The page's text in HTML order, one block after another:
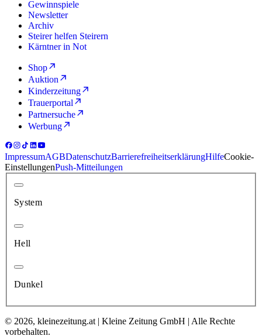
Gewinnspiele
Newsletter
Archiv
Steirer helfen Steirern
Kärntner in Not
Shop
Auktion
Kinderzeitung
Trauerportal
Partnersuche
Werbung
ImpressumAGBDatenschutzBarrierefreiheitserklärungHilfeCookie-
EinstellungenPush-Mitteilungen
System
Hell
Dunkel
© 2026, kleinezeitung.at | Kleine Zeitung GmbH | Alle Rechte
vorbehalten.